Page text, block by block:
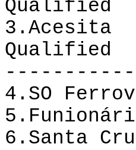
Qualified
3. Acesita
Qualified
4. SO
5.
6. Santa